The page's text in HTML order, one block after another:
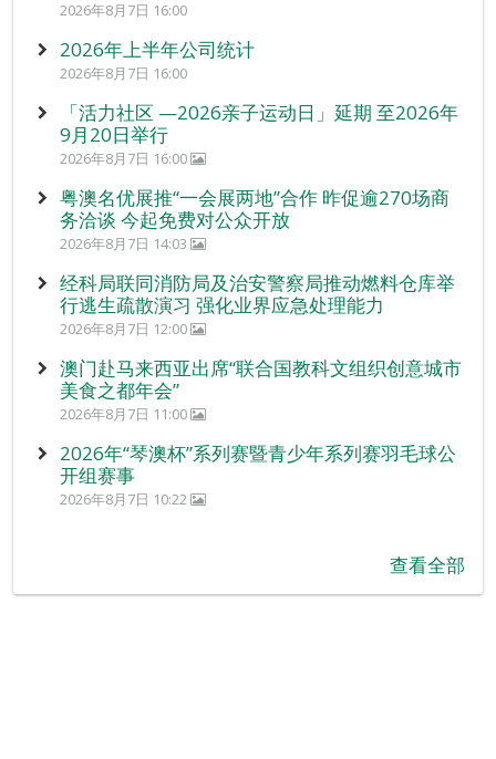
2026年8月7日 16:00
2026年上半年公司统计
2026年8月7日 16:00
「活力社区 —2026亲子运动日」延期 至2026年
9月20日举行
2026年8月7日 16:00
粤澳名优展推“一会展两地”合作 昨促逾270场商
务洽谈 今起免费对公众开放
2026年8月7日 14:03
经科局联同消防局及治安警察局推动燃料仓库举
行逃生疏散演习 强化业界应急处理能力
2026年8月7日 12:00
澳门赴马来西亚出席“联合国教科文组织创意城市
美食之都年会”
2026年8月7日 11:00
2026年“琴澳杯”系列赛暨青少年系列赛羽毛球公
开组赛事
2026年8月7日 10:22
查看全部